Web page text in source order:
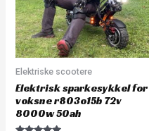
Elektriske scootere
Elektrisk sparkesykkel for
voksne r803o15b 72v
8000w 50ah